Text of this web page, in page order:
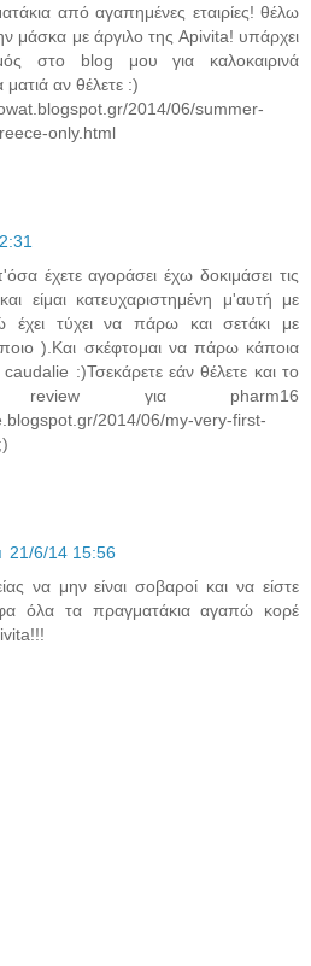
από αγαπημένες εταιρίες! θέλω
μάσκα με άργιλο της Apivita! υπάρχει
στο blog μου για καλοκαιρινά
ματιά αν θέλετε :)
2014/06/summer-
only.html
έχετε αγοράσει έχω δοκιμάσει τις
είμαι κατευχαριστημένη μ'αυτή με
έχει τύχει να πάρω και σετάκι με
ποιο ).Και σκέφτομαι να πάρω κάποια
caudalie :)Τσεκάρετε εάν θέλετε και το
για pharm16
2014/06/my-very-first-
21/6/14 15:56
να μην είναι σοβαροί και να είστε
όλα τα πραγματάκια αγαπώ κορέ